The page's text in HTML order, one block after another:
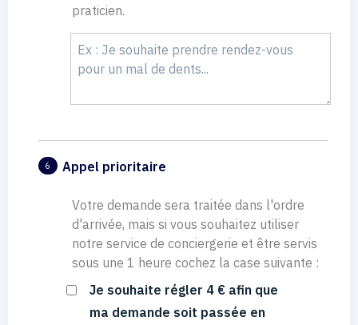
praticien.
6 Appel prioritaire
Votre demande sera traitée dans l'ordre
d'arrivée, mais si vous souhaitez utiliser
notre service de conciergerie et être servis
sous une 1 heure cochez la case suivante :
Je souhaite régler 4 € afin que
ma demande soit passée en